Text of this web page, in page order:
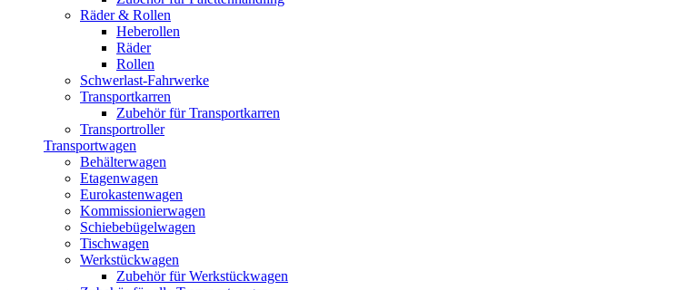
Räder & Rollen
Heberollen
Räder
Rollen
Schwerlast-Fahrwerke
Transportkarren
Zubehör für Transportkarren
Transportroller
Transportwagen
Behälterwagen
Etagenwagen
Eurokastenwagen
Kommissionierwagen
Schiebebügelwagen
Tischwagen
Werkstückwagen
Zubehör für Werkstückwagen